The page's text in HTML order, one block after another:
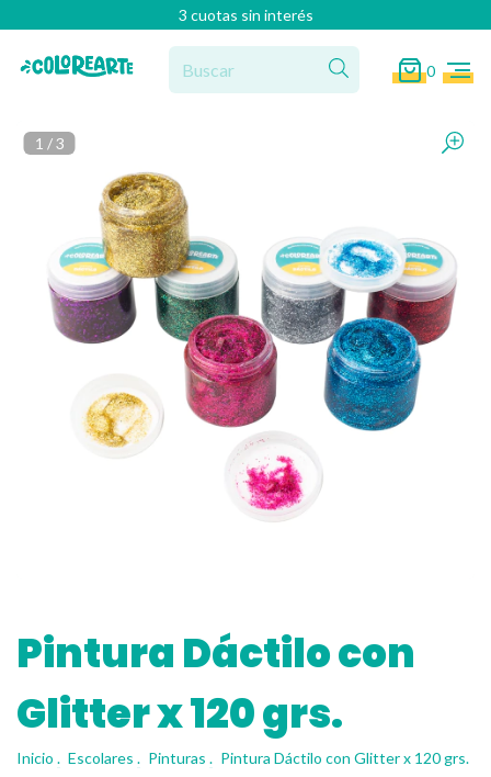
3 cuotas sin interés
0
Pintura Dáctilo con
Glitter x 120 grs.
Inicio . Escolares . Pinturas . Pintura Dáctilo con Glitter x 120 grs.
1 /3